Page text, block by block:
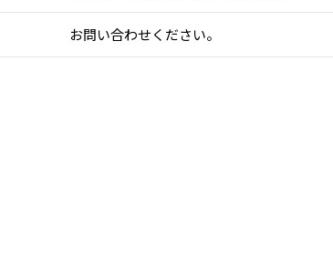
お問い合わせください。